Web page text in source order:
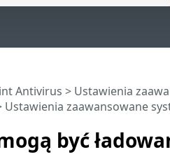
być
Antivirus > Ustawienia
Ustawienia zaawansowane